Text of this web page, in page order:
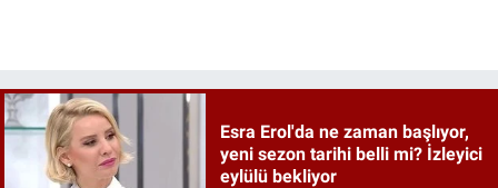
Esra Erol'da ne zaman başlıyor,
yeni sezon tarihi belli mi? İzleyici
eylülü bekliyor